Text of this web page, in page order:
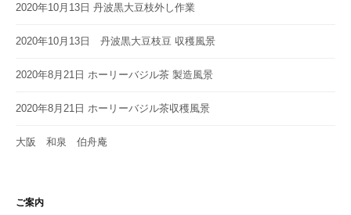
2020年10月13日 丹波黒大豆枝外し作業
2020年10月13日 丹波黒大豆枝豆 収穫風景
2020年8月21日 ホーリーバジル茶 製造風景
2020年8月21日 ホーリーバジル茶収穫風景
大阪 和泉 伯舟庵
ご案内